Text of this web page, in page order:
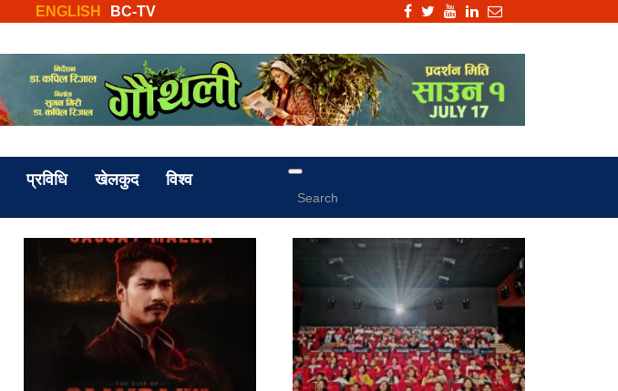
BC-TV
ENGLISH
प्रविधि खेलकुद विश्व